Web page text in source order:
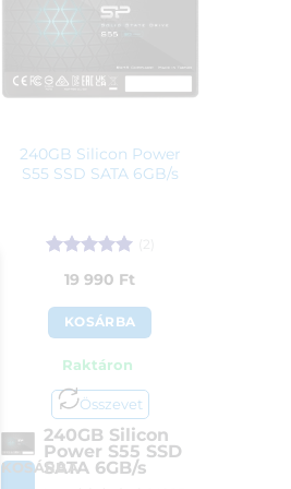
240GB Silicon Power
S55 SSD SATA 6GB/s
/ 5
(2)
19 990 Ft
KOSÁRBA
Raktáron
Összevet
KOSÁRBA
240GB Silicon
Power S55 SSD
SATA 6GB/s